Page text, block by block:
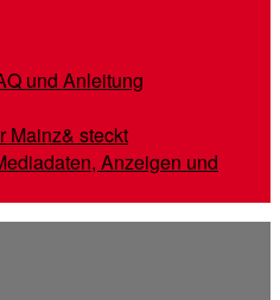
und Anleitung
Mainz& steckt
Anzeigen und